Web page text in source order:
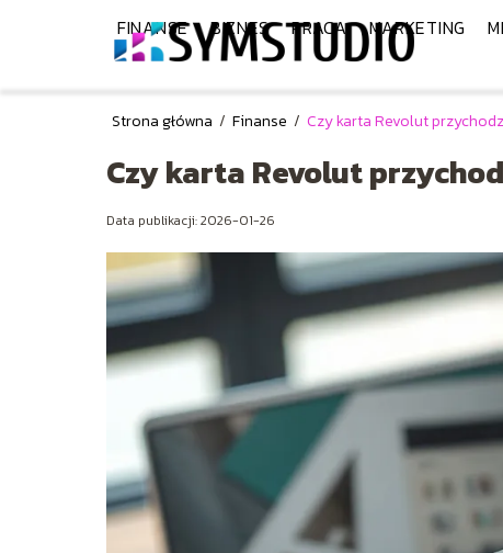
FINANSE BIZNES PRACA MARKETING
Strona główna / Finanse / Czy karta Revolut
Czy karta Revolut
Data publikacji: 2026-01-26